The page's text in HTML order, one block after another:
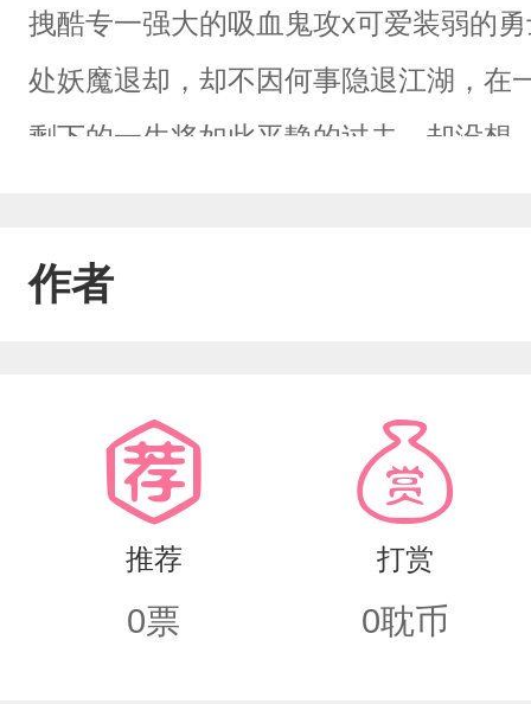
拽酷专一强大的吸血鬼攻x可爱装弱的
处妖魔退却，却不因何事隐退江湖，在
剩下的一生将如此平静的过去，却没想
之间的碰撞到底会发生什么样的爱情故
作者
推荐
0票
打赏
0耽币